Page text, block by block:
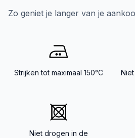
Zo geniet je langer van je
Strijken tot maximaal 150°C
Niet drogen in de